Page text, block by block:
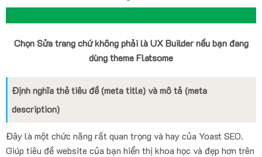
Chọn Sửa trang chứ không phải là UX Builder nếu bạn đang
dùng theme Flatsome
Định nghĩa thẻ tiêu đề (meta title) và mô tả (meta
description)
Đây là một chức năng rất quan trọng và hay của Yoast SEO.
Giúp tiêu đề website của bạn hiển thị khoa học và đẹp hơn trên